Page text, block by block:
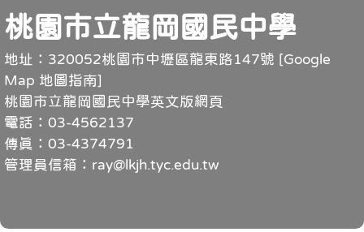
頁尾
桃園市立龍岡國民中學
地址：320052桃園市中壢區龍東路147號 [Google
Map 地圖指南]
桃園市立龍岡國民中學英文版網頁
電話：03-4562137
傳真：03-4374791
管理員信箱：ray@lkjh.tyc.edu.tw